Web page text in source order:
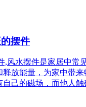
摆件
,风水摆件是家居中常
放能量，为家中带
己的磁场，而他人